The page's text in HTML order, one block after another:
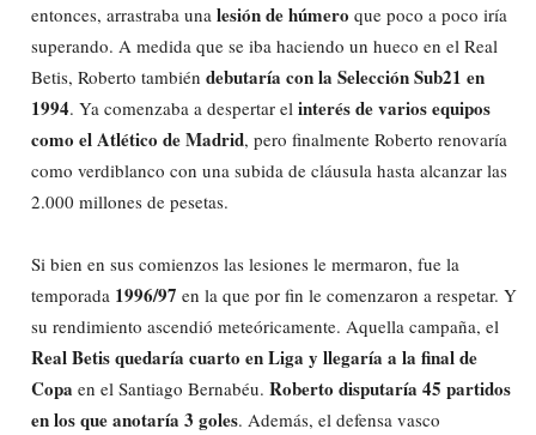
entonces, arrastraba una lesión de húmero que poco a poco iría
superando. A medida que se iba haciendo un hueco en el Real
Betis, Roberto también debutaría con la Selección Sub21 en
1994. Ya comenzaba a despertar el interés de varios equipos
como el Atlético de Madrid, pero finalmente Roberto renovaría
como verdiblanco con una subida de cláusula hasta alcanzar las
2.000 millones de pesetas.
Si bien en sus comienzos las lesiones le mermaron, fue la
temporada 1996/97 en la que por fin le comenzaron a respetar. Y
su rendimiento ascendió meteóricamente. Aquella campaña, el
Real Betis quedaría cuarto en Liga y llegaría a la final de
Copa en el Santiago Bernabéu. Roberto disputaría 45 partidos
en los que anotaría 3 goles. Además, el defensa vasco